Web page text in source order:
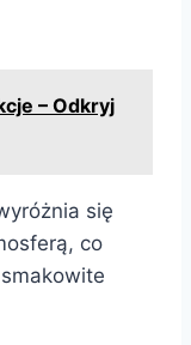
– Odkryj
się
co